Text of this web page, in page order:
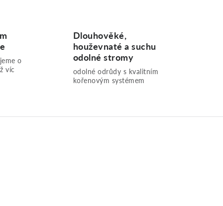
o
víc
Dlouhověké,
houževnaté a suchu
odolné stromy
odolné odrůdy s kvalitním
kořenovým systémem